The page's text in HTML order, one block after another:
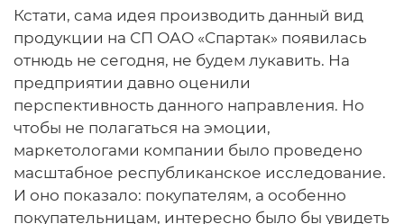
Кстати, сама идея производить данный вид
продукции на СП ОАО «Спартак» появилась
отнюдь не сегодня, не будем лукавить. На
предприятии давно оценили
перспективность данного направления. Но
чтобы не полагаться на эмоции,
маркетологами компании было проведено
масштабное республиканское исследование.
И оно показало: покупателям, а особенно
покупательницам, интересно было бы увидеть